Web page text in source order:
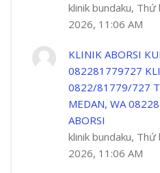
klinik bundaku,
2026, 11:06 AM
KLINIK ABORSI
082281779727
0822/81779/727
MEDAN, WA
ABORSI
klinik bundaku,
2026, 11:06 AM